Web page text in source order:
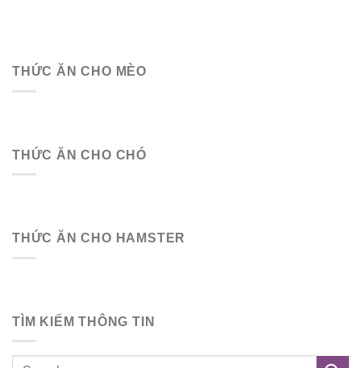
THỨC ĂN CHO MÈO
THỨC ĂN CHO CHÓ
THỨC ĂN CHO HAMSTER
TÌM KIẾM THÔNG TIN